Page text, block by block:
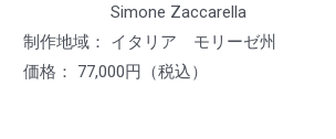
Simone Zaccarella
制作地域： イタリア モリーゼ州
価格： 77,000円（税込）